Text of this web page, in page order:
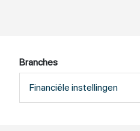
Branches
Financiële instellingen